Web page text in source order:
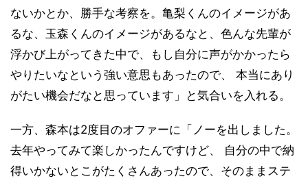
ないかとか、勝手な考察を。亀梨くんのイメージがあ
るな、玉森くんのイメージがあるなと、色んな先輩が
浮かび上がってきた中で、もし自分に声がかかったら
やりたいなという強い意思もあったので、 本当にあり
がたい機会だなと思っています」と気合いを入れる。
一方、森本は2度目のオファーに「ノーを出しました。
去年やってみて楽しかったんですけど、 自分の中で納
得いかないとこがたくさんあったので、そのままステ